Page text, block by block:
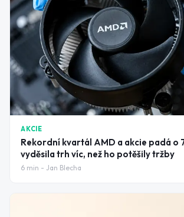
AKCIE
Rekordní kvartál AMD a akcie padá o 7
vyděsila trh víc, než ho potěšily tržby
6 min - Jan Blecha